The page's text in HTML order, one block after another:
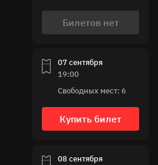
Билетов нет
07 сентября
19:00
Свободных мест: 6
Купить билет
08 сентября